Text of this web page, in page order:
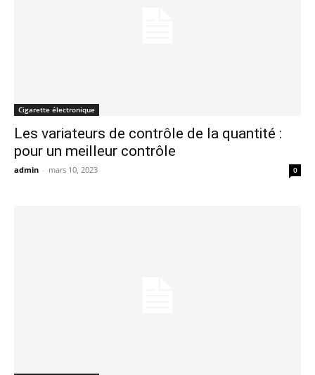
Cigarette électronique
Les variateurs de contrôle de la quantité :
pour un meilleur contrôle
admin - mars 10, 2023 0